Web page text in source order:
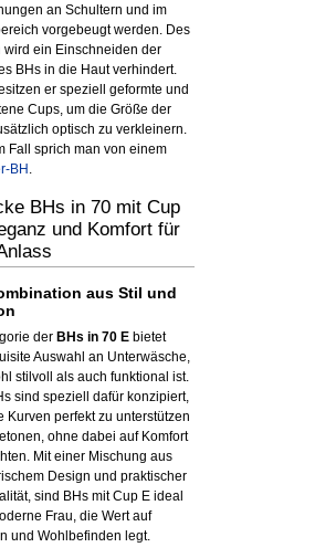
an Schultern und im
vorgebeugt werden. Des
wird ein Einschneiden der
BHs in die Haut verhindert.
er speziell geformte und
Cups, um die Größe der
optisch zu verkleinern.
Fall sprich man von einem
BH
BHs in 70 mit Cup
und Komfort für
aus Stil und
der BHs in 70 Ebietet
Auswahl an Unterwäsche,
stilvoll als auch funktional ist.
sind speziell dafür konzipiert,
Kurven perfekt zu unterstützen
ohne dabei auf Komfort
Mit einer Mischung aus
Design und praktischer
sind BHs mit Cup E ideal
Frau, die Wert auf
und Wohlbefinden legt.